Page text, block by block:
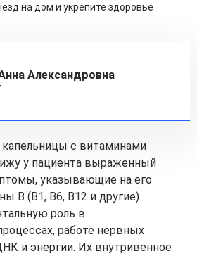
на дом и укрепите здоровье
Александровна
капельницы с витаминами
у пациента выраженный
указывающие на его
B (B1, B6, B12 и другие)
роль в
работе нервных
и энергии. Их внутривенное